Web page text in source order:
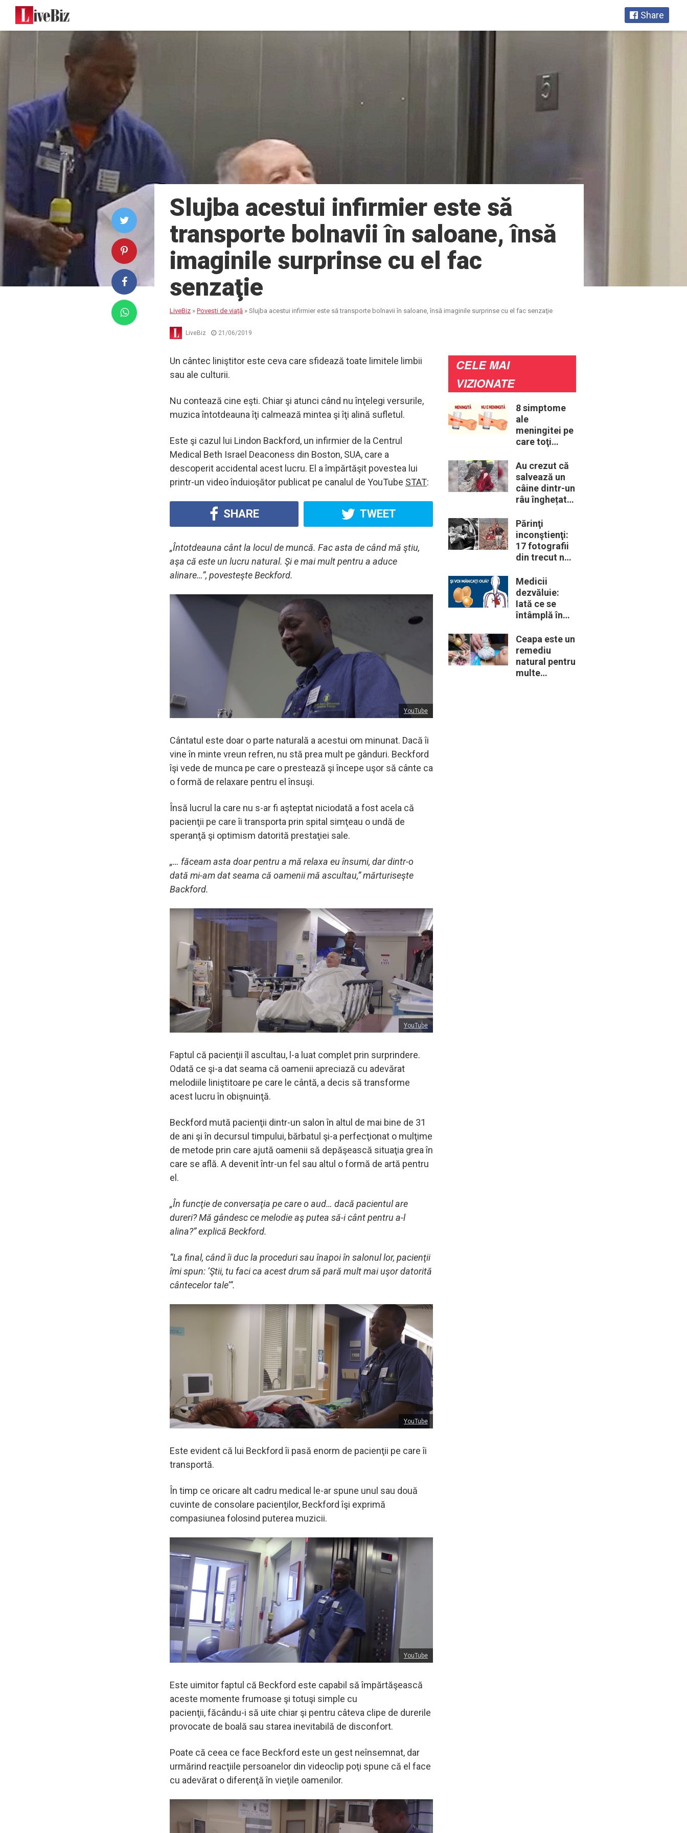
Share
Slujba acestui infirmier este să
transporte bolnavii în saloane, însă
imaginile surprinse cu el fac
senzaţie
LiveBiz » Poveşti de viaţă » Slujba acestui infirmier este să transporte bolnavii în saloane, însă imaginile surprinse cu el fac senzaţie
LiveBiz 21/06/2019
Un cântec liniştitor este ceva care sfidează toate limitele limbii
sau ale culturii.
Nu contează cine eşti. Chiar şi atunci când nu înţelegi versurile,
muzica întotdeauna îţi calmează mintea şi îţi alină sufletul.
Este şi cazul lui Lindon Backford, un infirmier de la Centrul
Medical Beth Israel Deaconess din Boston, SUA, care a
descoperit accidental acest lucru. El a împărtăşit povestea lui
printr-un video înduioşător publicat pe canalul de YouTube STAT:
SHARE TWEET
„Întotdeauna cânt la locul de muncă. Fac asta de când mă ştiu,
aşa că este un lucru natural. Şi e mai mult pentru a aduce
alinare…”, povesteşte Beckford.
YouTube
Cântatul este doar o parte naturală a acestui om minunat. Dacă îi
vine în minte vreun refren, nu stă prea mult pe gânduri. Beckford
îşi vede de munca pe care o prestează şi începe uşor să cânte ca
o formă de relaxare pentru el însuşi.
Însă lucrul la care nu s-ar fi aşteptat niciodată a fost acela că
pacienţii pe care îi transporta prin spital simţeau o undă de
speranţă şi optimism datorită prestaţiei sale.
„… făceam asta doar pentru a mă relaxa eu însumi, dar dintr-o
dată mi-am dat seama că oamenii mă ascultau,” mărturiseşte
Backford.
YouTube
Faptul că pacienţii îl ascultau, l-a luat complet prin surprindere.
Odată ce şi-a dat seama că oamenii apreciază cu adevărat
melodiile liniştitoare pe care le cântă, a decis să transforme
acest lucru în obişnuinţă.
Beckford mută pacienţii dintr-un salon în altul de mai bine de 31
de ani şi în decursul timpului, bărbatul şi-a perfecţionat o mulţime
de metode prin care ajută oamenii să depăşească situaţia grea în
care se află. A devenit într-un fel sau altul o formă de artă pentru
el.
„În funcţie de conversaţia pe care o aud… dacă pacientul are
dureri? Mă gândesc ce melodie aş putea să-i cânt pentru a-l
alina?” explică Beckford.
“La final, când îi duc la proceduri sau înapoi în salonul lor, pacienţii
îmi spun: ‘Ştii, tu faci ca acest drum să pară mult mai uşor datorită
cântecelor tale’“.
YouTube
Este evident că lui Beckford îi pasă enorm de pacienţii pe care îi
transportă.
În timp ce oricare alt cadru medical le-ar spune unul sau două
cuvinte de consolare pacienţilor, Beckford îşi exprimă
compasiunea folosind puterea muzicii.
YouTube
Este uimitor faptul că Beckford este capabil să împărtăşească
aceste momente frumoase şi totuşi simple cu
pacienţii, făcându-i să uite chiar şi pentru câteva clipe de durerile
provocate de boală sau starea inevitabilă de disconfort.
Poate că ceea ce face Beckford este un gest neînsemnat, dar
urmărind reacţiile persoanelor din videoclip poţi spune că el face
cu adevărat o diferenţă în vieţile oamenilor.
CELE MAI
VIZIONATE
8 simptome
ale
meningitei pe
care toţi
trebui să le
cunoască
Au crezut că
salvează un
câine dintr-un
râu înghețat:
descoperă că
de fapt era un
lup
Părinţi
inconştienţi:
17 fotografii
din trecut ne
periculoase
erau unele
„obiceiuri” ale
vremii
Medicii
dezvăluie:
Iată ce se
întâmplă în
când începem
să mâncăm
câte două
ouă în fiecare
Ceapa este un
remediu
natural pentru
multe